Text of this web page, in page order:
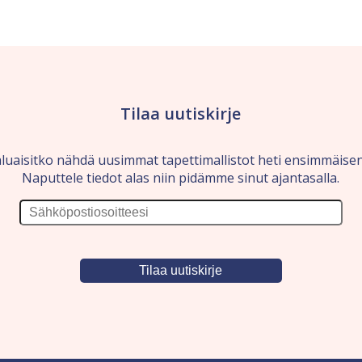
Tilaa uutiskirje
nähdä uusimmat tapettimallistot heti
Naputtele tiedot alas niin pidämme sinut ajantasalla.